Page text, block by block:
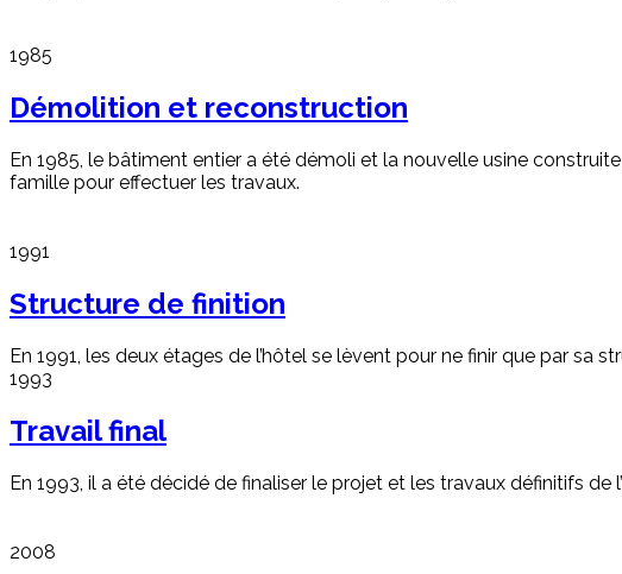
1985
Démolition et reconstruction
En 1985, le bâtiment entier a été démoli et la nouvelle usine
famille pour effectuer les travaux.
1991
Structure de finition
En 1991, les deux étages de l’hôtel se lèvent pour ne finir que par sa
1993
Travail final
En 1993, il a été décidé de finaliser le projet et les travaux définitifs de
2008